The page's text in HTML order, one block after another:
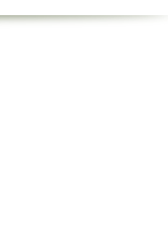
牦牛，还得是周大福的金牛！
狼“烤全羊”，将同伴绑起来烧